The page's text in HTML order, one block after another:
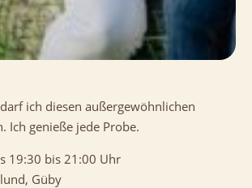
ich diesen außergewöhnlichen
Ich genieße jede Probe.
19:30 bis 21:00 Uhr
Güby